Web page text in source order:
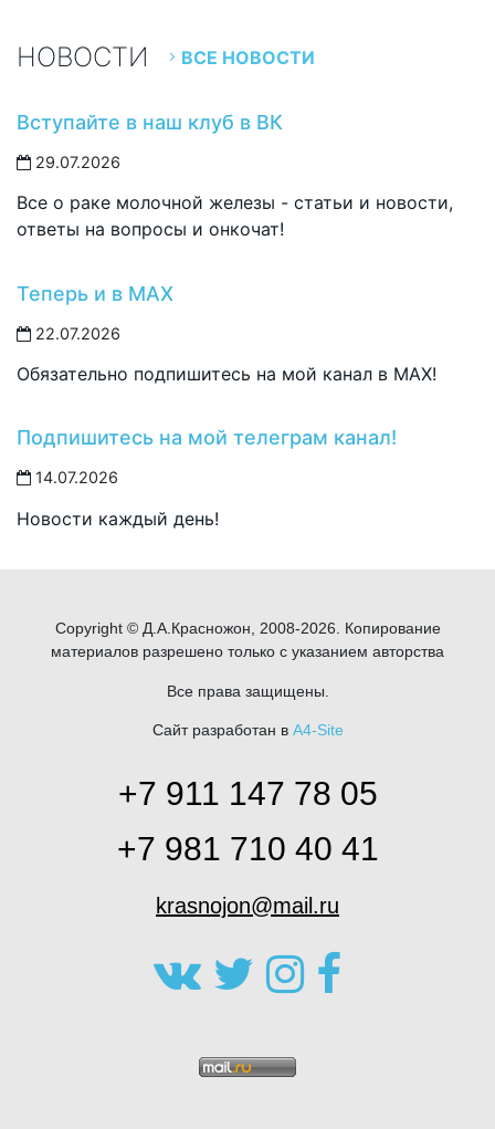
НОВОСТИ ВСЕ НОВОСТИ
Вступайте в наш клуб в ВК
29.07.2026
Все о раке молочной железы - статьи и новости,
ответы на вопросы и онкочат!
Теперь и в MAX
22.07.2026
Обязательно подпишитесь на мой канал в MAX!
Подпишитесь на мой телеграм канал!
14.07.2026
Новости каждый день!
Copyright © Д.А.Красножон, 2008-2026. Копирование
материалов разрешено только с указанием авторства
Все права защищены.
Сайт разработан в A4-Site
+7 911 147 78 05
+7 981 710 40 41
krasnojon@mail.ru